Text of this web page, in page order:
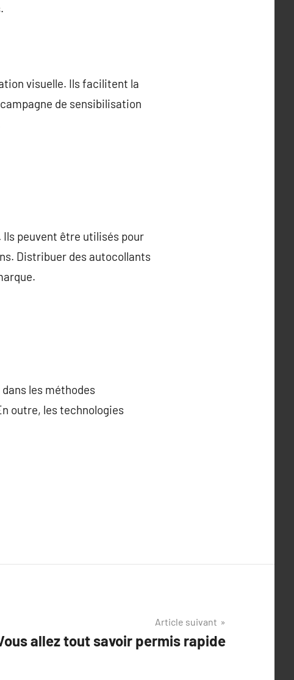
visuelle. Ils facilitent la
de sensibilisation
peuvent être utilisés pour
Distribuer des autocollants
les méthodes
outre, les technologies
Article suivant
allez tout savoir permis rapide